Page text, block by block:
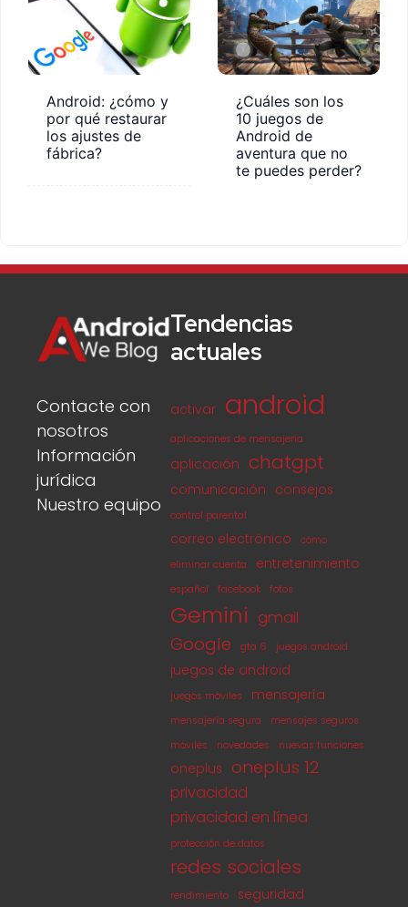
Android: ¿cómo y
por qué restaurar
los ajustes de
fábrica?
¿Cuáles son los
10 juegos de
Android de
aventura que no
te puedes perder?
Contacte con
nosotros
Información
jurídica
Nuestro equipo
Tendencias
actuales
activar android
aplicaciones de mensajería
aplicación chatgpt
comunicación consejos
control parental
correo electrónico
cómo
eliminar cuenta
entretenimiento
español facebook fotos
Gemini gmail
Google gta 6 juegos android
juegos de android
juegos móviles mensajería
mensajería segura
mensajes seguros
móviles
novedades nuevas funciones
oneplus oneplus 12
privacidad
privacidad en línea
protección de datos
redes sociales
rendimiento seguridad